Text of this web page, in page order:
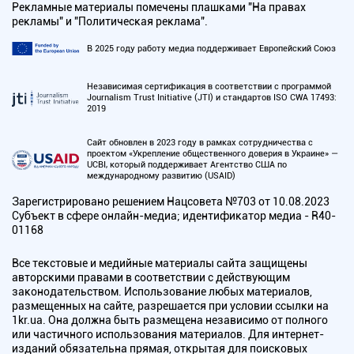
Рекламные материалы помечены плашками "На правах
рекламы" и "Политическая реклама".
В 2025 году работу медиа поддерживает Европейский Союз
Независимая сертификация в соответствии с программой
Journalism Trust Initiative (JTI) и стандартов ISO CWA 17493:
2019
Сайт обновлен в 2023 году в рамках сотрудничества с
проектом «Укрепление общественного доверия в Украине» —
UCBI, который поддерживает Агентство США по
международному развитию (USAID)
Зарегистрировано решением Нацсовета №703 от 10.08.2023
Субъект в сфере онлайн-медиа; идентификатор медиа - R40-
01168
Все текстовые и медийные материалы сайта защищены
авторскими правами в соответствии с действующим
законодательством. Использование любых материалов,
размещенных на сайте, разрешается при условии ссылки на
1kr.ua. Она должна быть размещена независимо от полного
или частичного использования материалов. Для интернет-
изданий обязательна прямая, открытая для поисковых